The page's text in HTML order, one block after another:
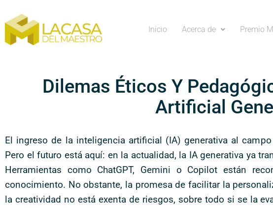
Inicio Acerca de Premio
Dilemas Éticos Y
Artificial
El ingreso de la inteligencia artificial (IA) generativa al
Pero el futuro está aquí: en la actualidad, la IA generativa ya
Herramientas como ChatGPT, Gemini o Copilot están
conocimiento. No obstante, la promesa de facilitar la
la creatividad no está exenta de riesgos, sobre todo si se la